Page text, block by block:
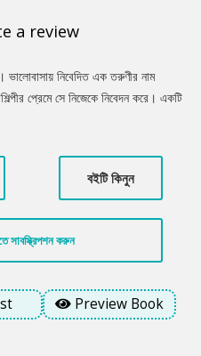
a review
ভালোবাসায় নিবেদিত এক তরুণীর নাম
প্রেমে সে নিজেকে নিবেদন করে। একটি
পরিচয় হয়। এরপর ঘনিষ্টতা ও বহুদূর
বইটি কিনুন
সাবস্ক্রিপশন করুন
Preview Book